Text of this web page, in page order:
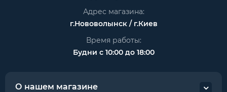
Адрес магазина:
г.Нововолынск / г.Киев
Время работы:
Будни с 10:00 до 18:00
О нашем магазине